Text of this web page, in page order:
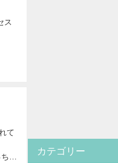
ス
て
ゃ
カテゴリー